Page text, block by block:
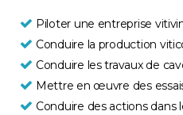
Piloter une entreprise
Conduire la production
Conduire les travaux de
Mettre en œuvre des
Conduire des actions dans